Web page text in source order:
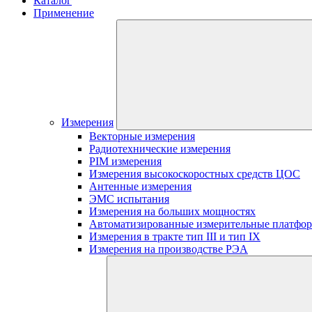
Применение
Измерения
Векторные измерения
Радиотехнические измерения
PIM измерения
Измерения высокоскоростных средств ЦОС
Антенные измерения
ЭМС испытания
Измерения на больших мощностях
Автоматизированные измерительные
Измерения в тракте тип III и тип IX
Измерения на производстве РЭА